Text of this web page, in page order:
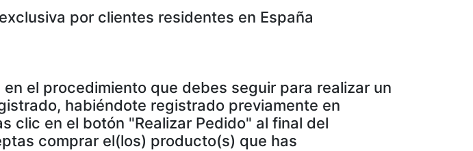
por clientes residentes en España
el procedimiento que debes seguir para realizar un
habiéndote registrado previamente en
clic en el botón "Realizar Pedido" al final del
comprar el(los) producto(s) que has